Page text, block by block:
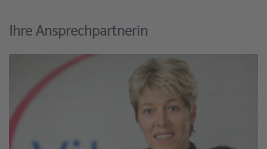
Ihre Ansprechpartnerin